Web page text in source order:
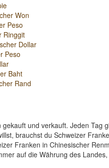
Won
Peso
Ringgit
Dollar
Peso
Baht
Rand
und verkauft. Jeden
brauchst du Schweizer
Franken in Chinesischer
auf die Währung des